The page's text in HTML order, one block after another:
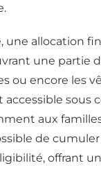
une allocation
une partie
ou encore les
sous
aux
de
offrant